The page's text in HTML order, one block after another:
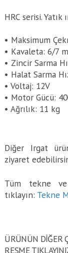
HRC serisi. Yatık
• Maksimum
• Kavaleta: 6/7
• Zincir Sarma
• Halat Sarma
• Voltaj: 12V
• Motor Gücü:
• Ağrılık: 11 kg
Diğer Irgat
ziyaret
Tüm tekne
tıklayın: Tekne
ÜRÜNÜN DİĞER
RESME